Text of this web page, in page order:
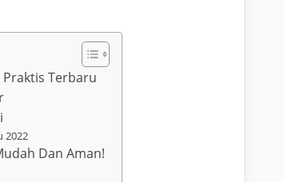
Praktis Terbaru
2022
Dan Aman!